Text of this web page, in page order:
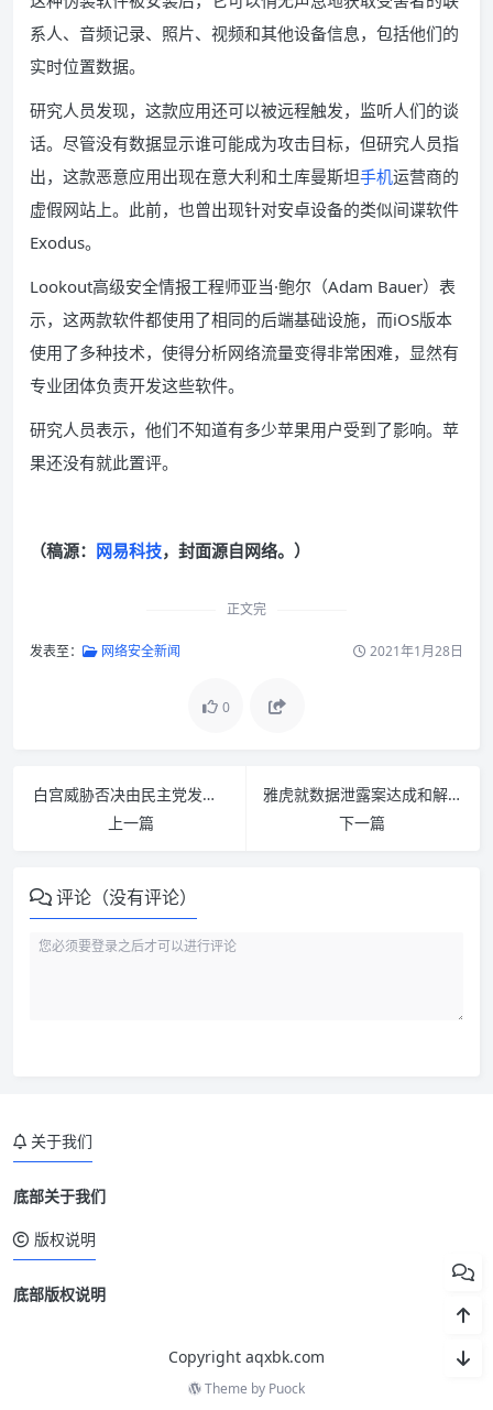
系人、音频记录、照片、视频和其他设备信息，包括他们的
实时位置数据。
研究人员发现，这款应用还可以被远程触发，监听人们的谈
话。尽管没有数据显示谁可能成为攻击目标，但研究人员指
出，这款恶意应用出现在意大利和土库曼斯坦手机运营商的
虚假网站上。此前，也曾出现针对安卓设备的类似间谍软件
Exodus。
Lookout高级安全情报工程师亚当·鲍尔（Adam Bauer）表
示，这两款软件都使用了相同的后端基础设施，而iOS版本
使用了多种技术，使得分析网络流量变得非常困难，显然有
专业团体负责开发这些软件。
研究人员表示，他们不知道有多少苹果用户受到了影响。苹
果还没有就此置评。
（稿源： 网易科技，封面源自网络。）
正文完
发表至： 网络安全新闻 2021年1月28日
0
白宫威胁否决由民主党发起的“恢复网络中立”法案
上一篇
雅虎就数据泄露案达成和解协议：金额达 1.175 亿美元
下一篇
评论（没有评论）
关于我们
底部关于我们
版权说明
底部版权说明
Copyright aqxbk.com
Theme by Puock